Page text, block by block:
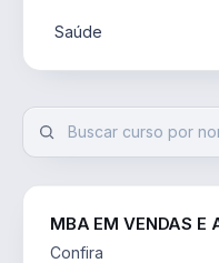
Saúde
MBA EM VENDAS E
Confira